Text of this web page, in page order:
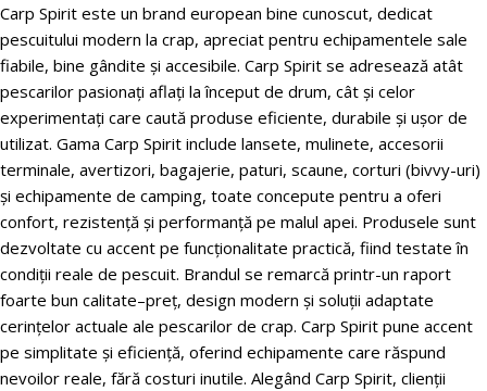
Carp Spirit este un brand european bine cunoscut, dedicat
pescuitului modern la crap, apreciat pentru echipamentele sale
fiabile, bine gândite și accesibile. Carp Spirit se adresează atât
pescarilor pasionați aflați la început de drum, cât și celor
experimentați care caută produse eficiente, durabile și ușor de
utilizat. Gama Carp Spirit include lansete, mulinete, accesorii
terminale, avertizori, bagajerie, paturi, scaune, corturi (bivvy-uri)
și echipamente de camping, toate concepute pentru a oferi
confort, rezistență și performanță pe malul apei. Produsele sunt
dezvoltate cu accent pe funcționalitate practică, fiind testate în
condiții reale de pescuit. Brandul se remarcă printr-un raport
foarte bun calitate–preț, design modern și soluții adaptate
cerințelor actuale ale pescarilor de crap. Carp Spirit pune accent
pe simplitate și eficiență, oferind echipamente care răspund
nevoilor reale, fără costuri inutile. Alegând Carp Spirit, clienții